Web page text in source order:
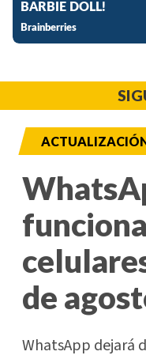
de
WhatsApp dejará